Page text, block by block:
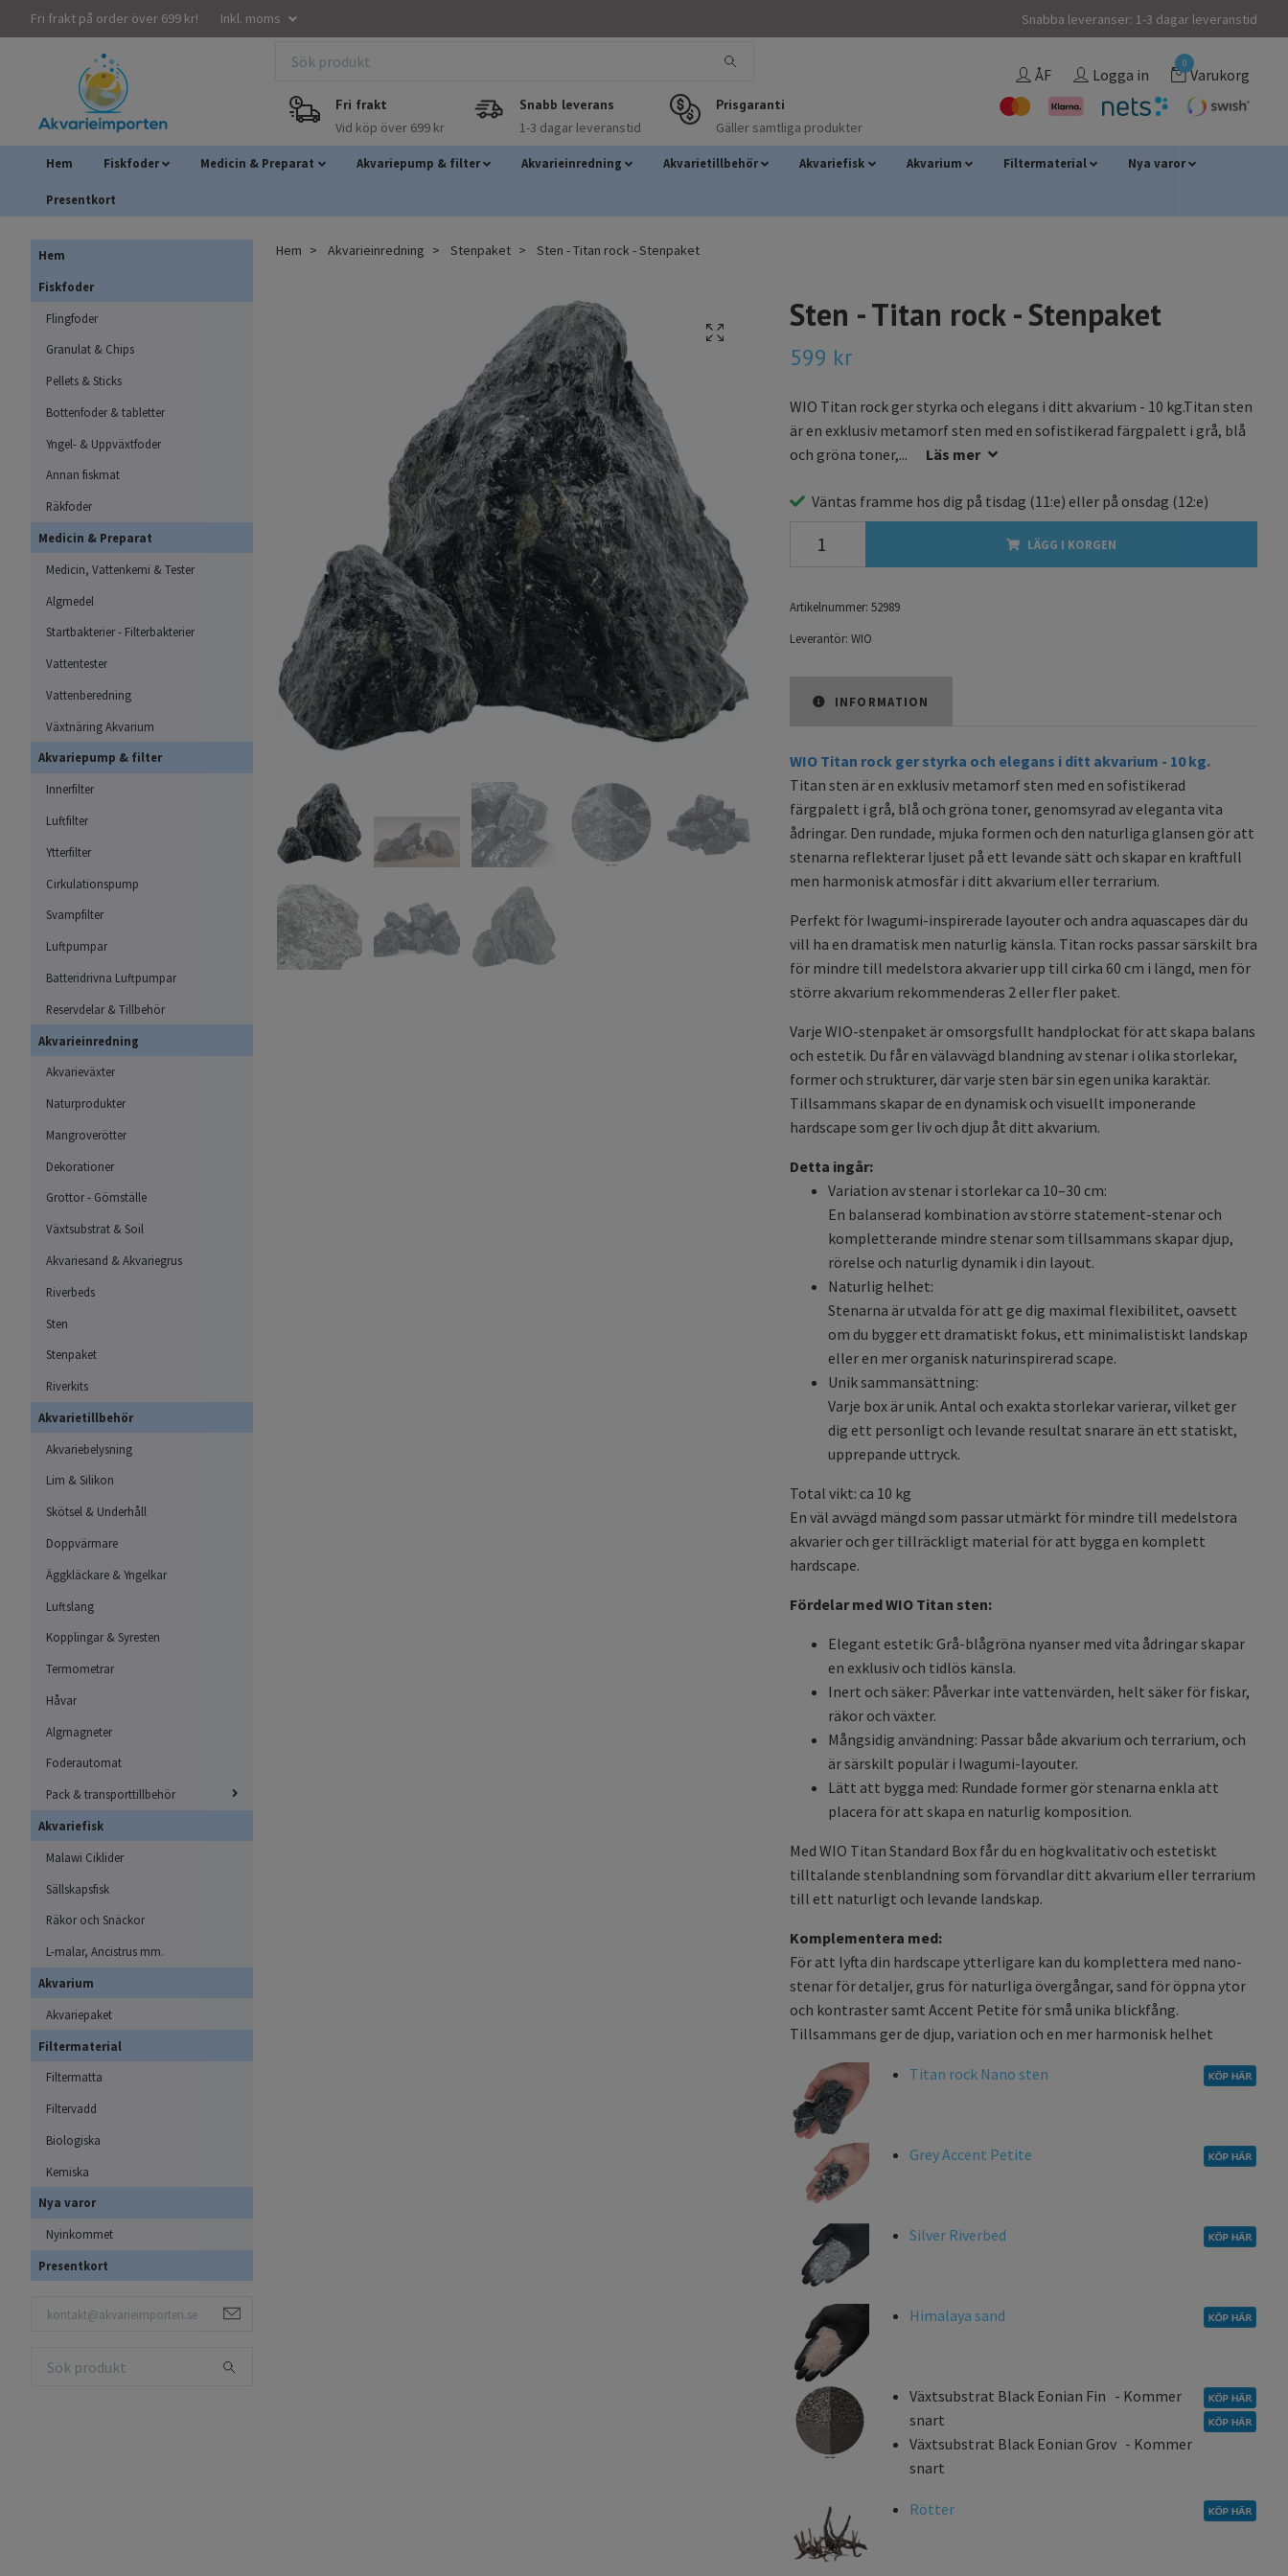
Fri frakt på order över 699 kr! Inkl. moms Snabba leveranser: 1-3 dagar leveranstid
Fri frakt
Vid köp över 699 kr
Snabb leverans
1-3 dagar leveranstid
Prisgaranti
Gäller samtliga produkter
ÅF Logga in
0
Varukorg
Hem Fiskfoder Medicin & Preparat Akvariepump & filter Akvarieinredning Akvarietillbehör Akvariefisk Akvarium Filtermaterial Nya varor
Presentkort
Hem
Fiskfoder
Flingfoder
Granulat & Chips
Pellets & Sticks
Bottenfoder & tabletter
Yngel- & Uppväxtfoder
Annan fiskmat
Räkfoder
Medicin & Preparat
Medicin, Vattenkemi & Tester
Algmedel
Startbakterier - Filterbakterier
Vattentester
Vattenberedning
Växtnäring Akvarium
Akvariepump & filter
Innerfilter
Luftfilter
Ytterfilter
Cirkulationspump
Svampfilter
Luftpumpar
Batteridrivna Luftpumpar
Reservdelar & Tillbehör
Akvarieinredning
Akvarieväxter
Naturprodukter
Mangroverötter
Dekorationer
Grottor - Gömställe
Växtsubstrat & Soil
Akvariesand & Akvariegrus
Riverbeds
Sten
Stenpaket
Riverkits
Akvarietillbehör
Akvariebelysning
Lim & Silikon
Skötsel & Underhåll
Doppvärmare
Äggkläckare & Yngelkar
Luftslang
Kopplingar & Syresten
Termometrar
Håvar
Algmagneter
Foderautomat
Pack & transporttillbehör
Akvariefisk
Malawi Ciklider
Sällskapsfisk
Räkor och Snäckor
L-malar, Ancistrus mm.
Akvarium
Akvariepaket
Filtermaterial
Filtermatta
Filtervadd
Biologiska
Kemiska
Nya varor
Nyinkommet
Presentkort
Hem Akvarieinredning Stenpaket Sten - Titan rock - Stenpaket
Sten - Titan rock - Stenpaket
599 kr
WIO Titan rock ger styrka och elegans i ditt akvarium - 10 kg.Titan sten
är en exklusiv metamorf sten med en sofistikerad färgpalett i grå, blå
och gröna toner,...
Läs mer
Väntas framme hos dig på tisdag (11:e) eller på onsdag (12:e)
LÄGG I KORGEN
Artikelnummer: 52989
Leverantör: WIO
INFORMATION
WIO Titan rock ger styrka och elegans i ditt akvarium - 10 kg.
Titan sten är en exklusiv metamorf sten med en sofistikerad
färgpalett i grå, blå och gröna toner, genomsyrad av eleganta vita
ådringar. Den rundade, mjuka formen och den naturliga glansen gör att
stenarna reflekterar ljuset på ett levande sätt och skapar en kraftfull
men harmonisk atmosfär i ditt akvarium eller terrarium.
Perfekt för Iwagumi-inspirerade layouter och andra aquascapes där du
vill ha en dramatisk men naturlig känsla. Titan rocks passar särskilt bra
för mindre till medelstora akvarier upp till cirka 60 cm i längd, men för
större akvarium rekommenderas 2 eller fler paket.
Varje WIO-stenpaket är omsorgsfullt handplockat för att skapa balans
och estetik. Du får en välavvägd blandning av stenar i olika storlekar,
former och strukturer, där varje sten bär sin egen unika karaktär.
Tillsammans skapar de en dynamisk och visuellt imponerande
hardscape som ger liv och djup åt ditt akvarium.
Detta ingår:
Variation av stenar i storlekar ca 10–30 cm:
En balanserad kombination av större statement-stenar och
kompletterande mindre stenar som tillsammans skapar djup,
rörelse och naturlig dynamik i din layout.
Naturlig helhet:
Stenarna är utvalda för att ge dig maximal flexibilitet, oavsett
om du bygger ett dramatiskt fokus, ett minimalistiskt landskap
eller en mer organisk naturinspirerad scape.
Unik sammansättning:
Varje box är unik. Antal och exakta storlekar varierar, vilket ger
dig ett personligt och levande resultat snarare än ett statiskt,
upprepande uttryck.
Total vikt: ca 10 kg
En väl avvägd mängd som passar utmärkt för mindre till medelstora
akvarier och ger tillräckligt material för att bygga en komplett
hardscape.
Fördelar med WIO Titan sten:
Elegant estetik: Grå-blågröna nyanser med vita ådringar skapar
en exklusiv och tidlös känsla.
Inert och säker: Påverkar inte vattenvärden, helt säker för fiskar,
räkor och växter.
Mångsidig användning: Passar både akvarium och terrarium, och
är särskilt populär i Iwagumi-layouter.
Lätt att bygga med: Rundade former gör stenarna enkla att
placera för att skapa en naturlig komposition.
Med WIO Titan Standard Box får du en högkvalitativ och estetiskt
tilltalande stenblandning som förvandlar ditt akvarium eller terrarium
till ett naturligt och levande landskap.
Komplementera med:
För att lyfta din hardscape ytterligare kan du komplettera med nano-
stenar för detaljer, grus för naturliga övergångar, sand för öppna ytor
och kontraster samt Accent Petite för små unika blickfång.
Tillsammans ger de djup, variation och en mer harmonisk helhet
Titan rock Nano sten
Grey Accent Petite
Silver Riverbed
Himalaya sand
Växtsubstrat Black Eonian Fin - Kommer
snart
Växtsubstrat Black Eonian Grov - Kommer
snart
Rötter